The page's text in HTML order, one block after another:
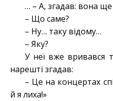
… – А, згадав: вона ще
– Що саме?
– Ну… таку відому…
– Яку?
У неї вже вривався
нарешті згадав:
– Це на концертах
й я лиха!»